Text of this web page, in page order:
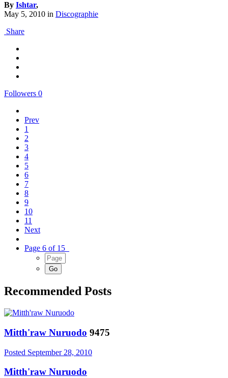
By Ishtar,
May 5, 2010 in Discographie
Share
Followers 0
Prev
1
2
3
4
5
6
7
8
9
10
11
Next
Page 6 of 15
Recommended Posts
Mitth'raw Nuruodo 9475
Posted September 28, 2010
Mitth'raw Nuruodo